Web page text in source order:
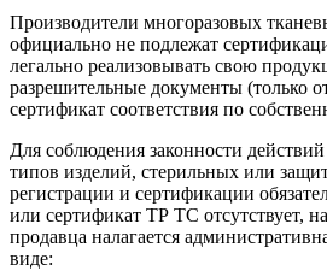
Производители многоразовых
официально не подлежат
легально реализовывать свою
разрешительные документы (только
сертификат соответствия по
Для соблюдения законности
типов изделий, стерильных или
регистрации и сертификации
или сертификат ТР ТС отсутствует,
продавца налагается
виде: